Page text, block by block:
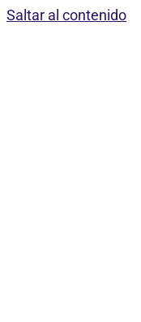
Saltar al contenido